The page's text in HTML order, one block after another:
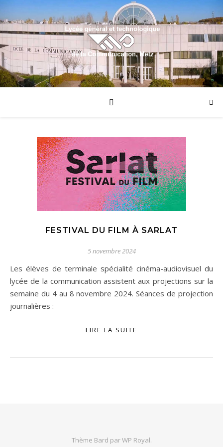
FESTIVAL DU FILM À SARLAT
5 novembre 2024
Les élèves de terminale spécialité cinéma-audiovisuel du
lycée de la communication assistent aux projections sur la
semaine du 4 au 8 novembre 2024. Séances de projection
journalières :
LIRE LA SUITE
Thème Bard parWP Royal.